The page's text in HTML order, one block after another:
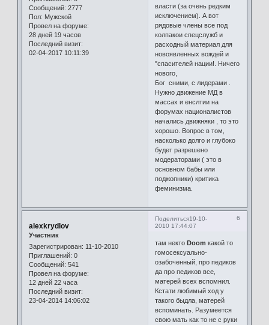
Сообщений: 2777
Пол: Мужской
Провел на форуме:
28 дней 19 часов
Последний визит:
02-04-2017 10:11:39
власти (за очень редким
исключением). А вот
рядовые члены все под
колпакои спецслужб и
расходный материал для
новоявленных вождей и
"спасителей нации!. Ничего
нового,
Бог сними, с лидерами .
Нужно движение МД в
массах и енслтии на
форумах националистов
начались движняки , то это
хорошо. Вопрос в том,
насколько долго и глубоко
будет разрешено
модераторами ( это в
основном бабы или
поджопники) критика
феминизма.
Поделиться 6
19-10-
2010 17:44:07
alexkrydlov
Участник
Зарегистрирован: 11-10-2010
Приглашений: 0
Сообщений: 541
Провел на форуме:
12 дней 22 часа
Последний визит:
23-04-2014 14:06:02
там некто Doom какой то
гомосексуально-
озабоченный, про педиков
да про педиков все,
матерей всех вспомнил.
Кстати любимый ход у
такого быдла, матерей
вспоминать. Разумеется
свою мать как то не с руки